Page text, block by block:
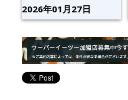
2026年01月27日